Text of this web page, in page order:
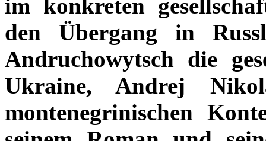
im konkreten
den Übergang in
Andruchowytsch die
Ukraine, Andrej
montenegrinischen